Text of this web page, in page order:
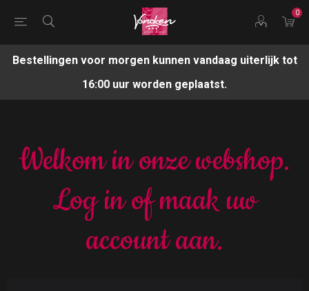
0
Bestellingen voor morgen kunnen vandaag uiterlijk tot
16:00 uur worden geplaatst.
Welkom in onze webshop.
Log in of maak uw
account aan.